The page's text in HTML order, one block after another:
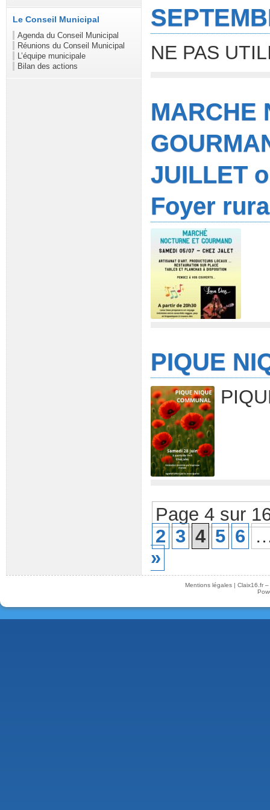
Le Conseil Municipal
Agenda du Conseil Municipal
Réunions du Conseil Municipal
L’équipe municipale
Bilan des actions
NE PAS
MARCHE
JUILLET
Foyer
PIQUE
Page 4 sur
2 3 4 5 6
»
Mentions légales| Claix16.fr